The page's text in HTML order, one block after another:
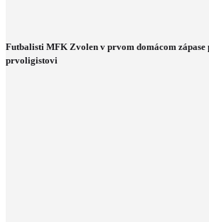
Futbalisti MFK Zvolen v prvom domácom
prvoligistovi